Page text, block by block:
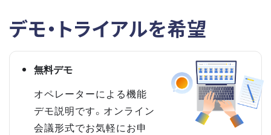
デモ・トライアルを希望
無料デモ
オペレーターによる機能
デモ説明です。オンライン
会議形式でお気軽にお申